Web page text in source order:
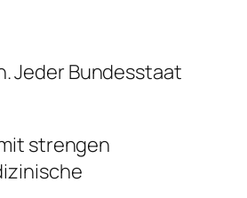
Jeder Bundesstaat
strengen